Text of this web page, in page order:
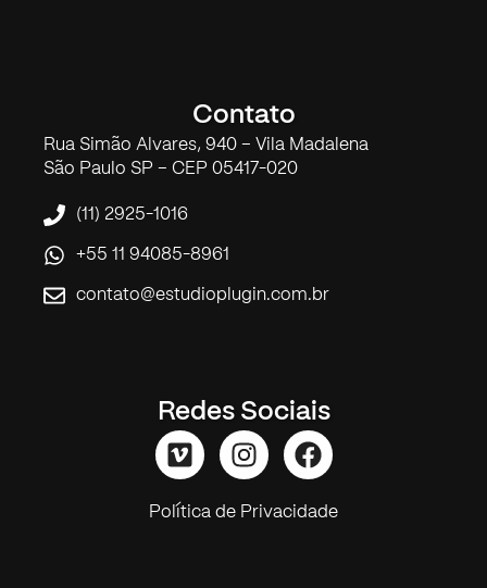
Contato
Rua Simão Alvares, 940 – Vila Madalena
São Paulo SP – CEP 05417-020
(11) 2925-1016
+55 11 94085-8961
contato@estudioplugin.com.br
Redes Sociais
Política de Privacidade